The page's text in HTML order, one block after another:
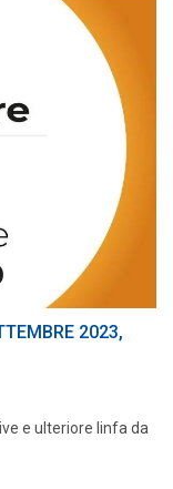
2023,
e ulteriore linfa da